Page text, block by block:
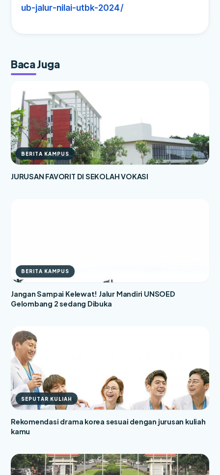
ub-jalur-nilai-utbk-2024/
Baca Juga
BERITA KAMPUS
JURUSAN FAVORIT DI SEKOLAH VOKASI
BERITA KAMPUS
Jangan Sampai Kelewat! Jalur Mandiri UNSOED
Gelombang 2 sedang Dibuka
SEPUTAR KULIAH
Rekomendasi drama korea sesuai dengan jurusan kuliah
kamu